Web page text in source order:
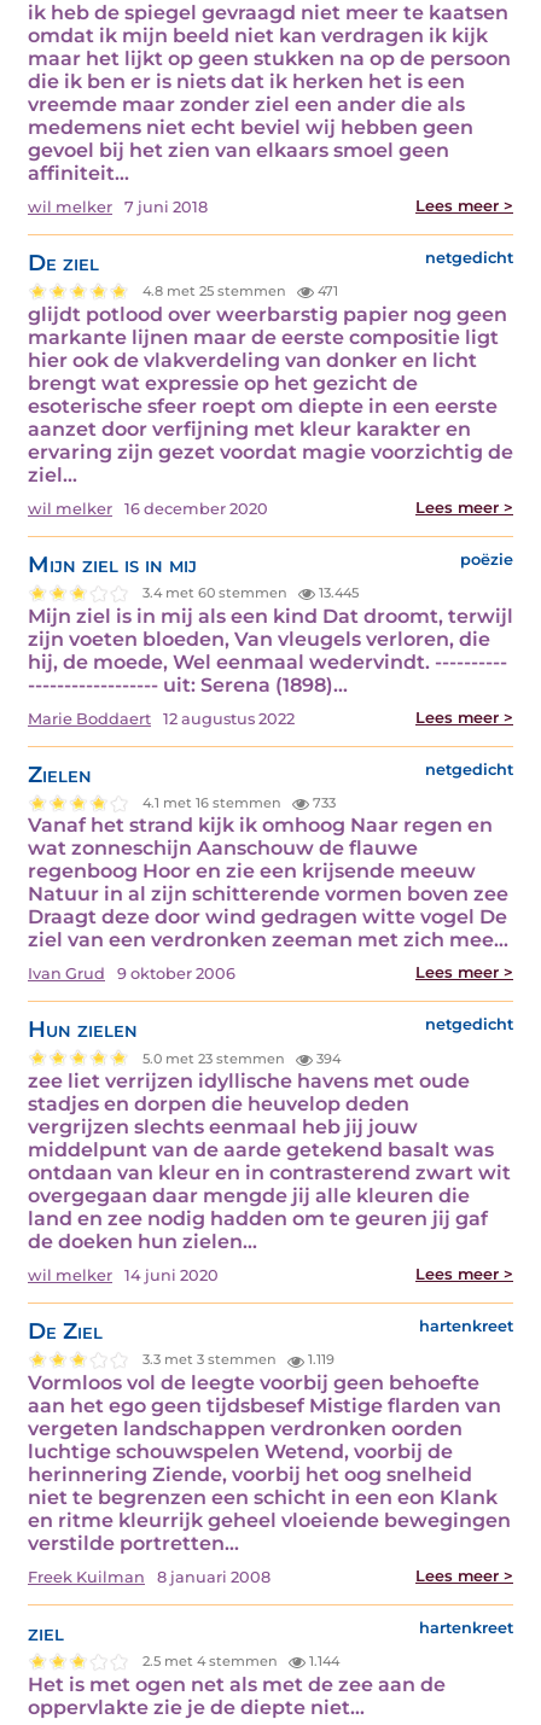
ik heb de spiegel gevraagd niet meer te kaatsen
omdat ik mijn beeld niet kan verdragen ik kijk
maar het lijkt op geen stukken na op de persoon
die ik ben er is niets dat ik herken het is een
vreemde maar zonder ziel een ander die als
medemens niet echt beviel wij hebben geen
gevoel bij het zien van elkaars smoel geen
affiniteit…
wil melker 7 juni 2018 Lees meer >
De ziel netgedicht
4.8 met 25 stemmen 471
glijdt potlood over weerbarstig papier nog geen
markante lijnen maar de eerste compositie ligt
hier ook de vlakverdeling van donker en licht
brengt wat expressie op het gezicht de
esoterische sfeer roept om diepte in een eerste
aanzet door verfijning met kleur karakter en
ervaring zijn gezet voordat magie voorzichtig de
ziel…
wil melker 16 december 2020 Lees meer >
Mijn ziel is in mij poëzie
3.4 met 60 stemmen 13.445
Mijn ziel is in mij als een kind Dat droomt, terwijl
zijn voeten bloeden, Van vleugels verloren, die
hij, de moede, Wel eenmaal wedervindt. ----------
------------------ uit: Serena (1898)…
Marie Boddaert 12 augustus 2022 Lees meer >
Zielen netgedicht
4.1 met 16 stemmen 733
Vanaf het strand kijk ik omhoog Naar regen en
wat zonneschijn Aanschouw de flauwe
regenboog Hoor en zie een krijsende meeuw
Natuur in al zijn schitterende vormen boven zee
Draagt deze door wind gedragen witte vogel De
ziel van een verdronken zeeman met zich mee…
Ivan Grud 9 oktober 2006 Lees meer >
Hun zielen netgedicht
5.0 met 23 stemmen 394
zee liet verrijzen idyllische havens met oude
stadjes en dorpen die heuvelop deden
vergrijzen slechts eenmaal heb jij jouw
middelpunt van de aarde getekend basalt was
ontdaan van kleur en in contrasterend zwart wit
overgegaan daar mengde jij alle kleuren die
land en zee nodig hadden om te geuren jij gaf
de doeken hun zielen…
wil melker 14 juni 2020 Lees meer >
De Ziel hartenkreet
3.3 met 3 stemmen 1.119
Vormloos vol de leegte voorbij geen behoefte
aan het ego geen tijdsbesef Mistige flarden van
vergeten landschappen verdronken oorden
luchtige schouwspelen Wetend, voorbij de
herinnering Ziende, voorbij het oog snelheid
niet te begrenzen een schicht in een eon Klank
en ritme kleurrijk geheel vloeiende bewegingen
verstilde portretten…
Freek Kuilman 8 januari 2008 Lees meer >
ziel hartenkreet
2.5 met 4 stemmen 1.144
Het is met ogen net als met de zee aan de
oppervlakte zie je de diepte niet…